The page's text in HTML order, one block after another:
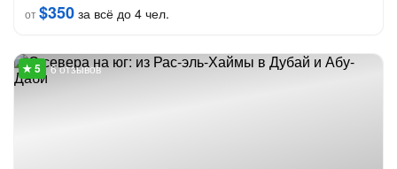
от$350 за всё до 4 чел.
6 отзывов